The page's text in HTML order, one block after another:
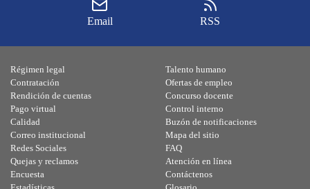
Email RSS
Régimen legal
Contratación
Rendición de cuentas
Pago virtual
Calidad
Talento humano
Ofertas de empleo
Concurso docente
Control interno
Buzón de notificaciones
Correo institucional
Redes Sociales
Quejas y reclamos
Encuesta
Mapa del sitio
FAQ
Atención en línea
Contáctenos